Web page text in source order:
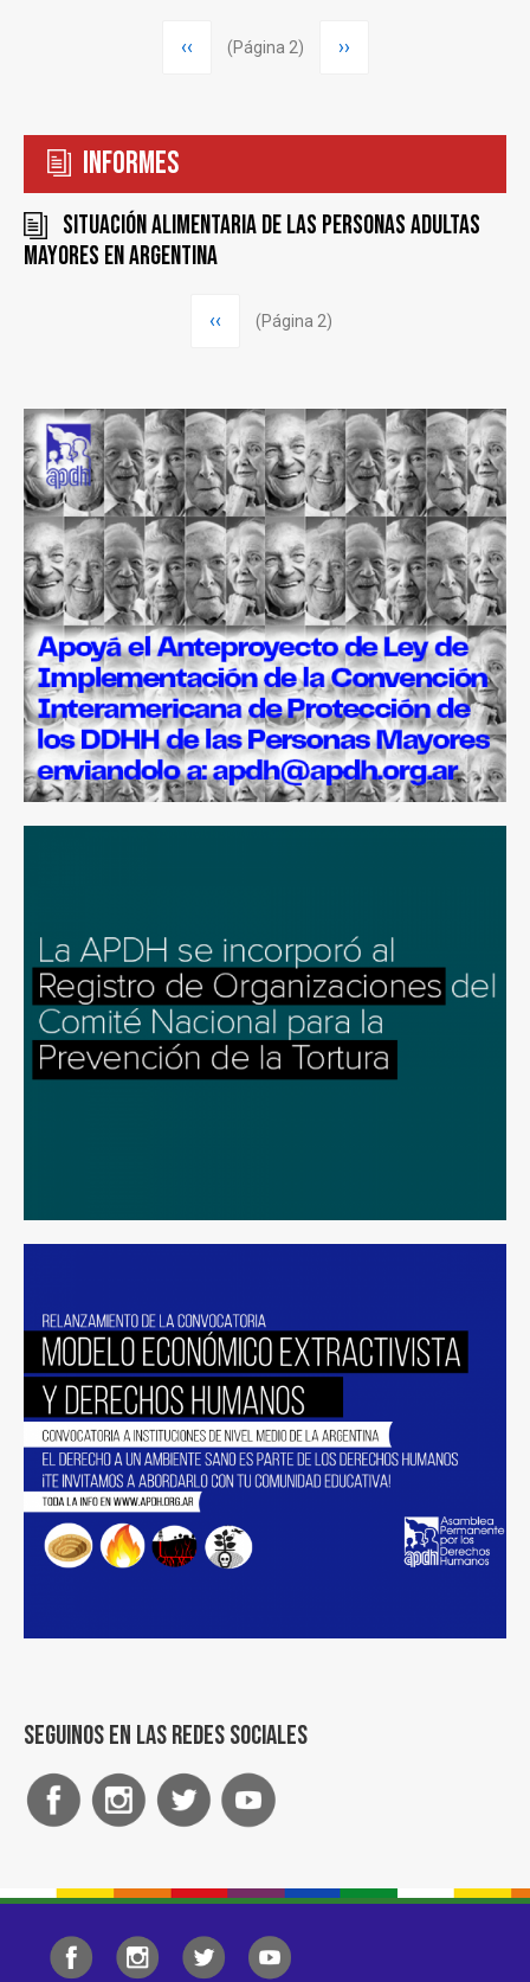
Página
‹‹ (Página 2)
Siguiente
››
Informes
Situación alimentaria de las personas adultas
mayores en Argentina
Página
‹‹ (Página 2)
Seguinos en las redes sociales